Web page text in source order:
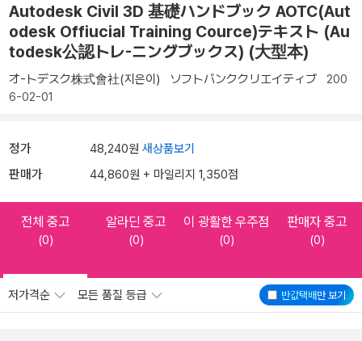
Autodesk Civil 3D 基礎ハンドブック AOTC(Aut
odesk Offiucial Training Cource)テキスト (Au
todesk公認トレ-ニングブックス) (大型本)
オ-トデスク株式會社(지은이) ソフトバンククリエイティブ 200
6-02-01
정가 48,240원 새상품보기
판매가 44,860원 + 마일리지 1,350점
전체 중고
(0)
알라딘 중고
(0)
이 광활한 우주점
(0)
판매자 중고
(0)
반값택배만 보기
저가격순 모든 품질 등급